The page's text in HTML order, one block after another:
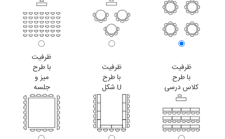
ظرفیت
با طرح
کلاس درسی
ظرفیت
با طرح
U شکل
ظرفیت
با طرح
میز و
جلسه